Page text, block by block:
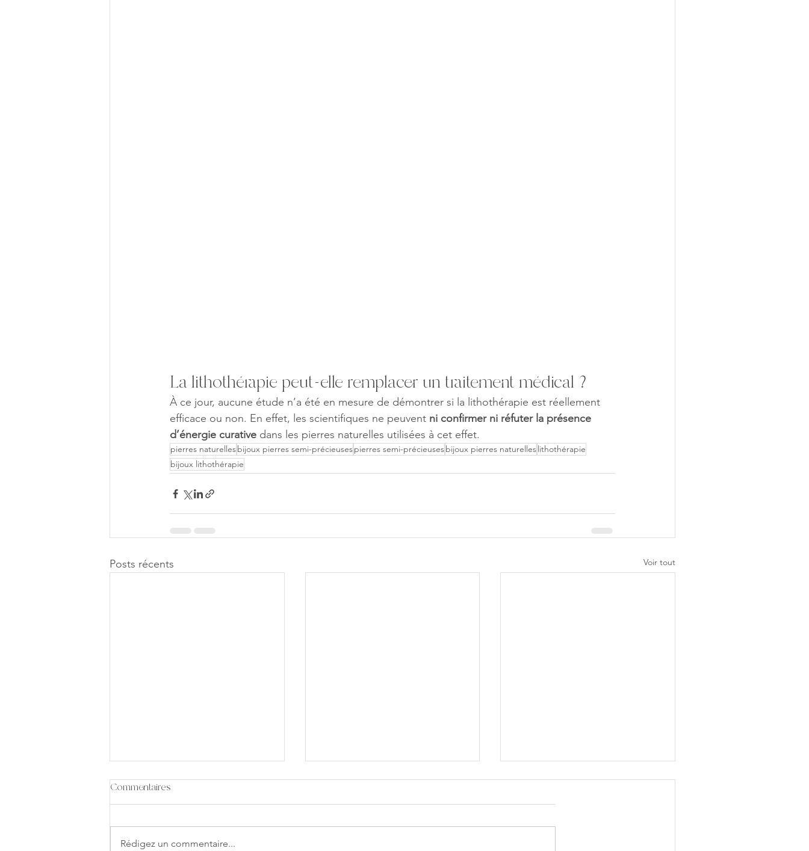
La lithothérapie peut-elle remplacer un traitement médical ?
À ce jour, aucune étude n’a été en mesure de démontrer si la lithothérapie est réellement
efficace ou non. En effet, les scientifiques ne peuvent ni confirmer ni réfuter la présence
d’énergie curative dans les pierres naturelles utilisées à cet effet.
pierres naturellesbijoux pierres semi-précieusespierres semi-précieusesbijoux pierres naturelleslithothérapie
bijoux lithothérapie
Posts récents Voir tout
Commentaires
Rédigez un commentaire...